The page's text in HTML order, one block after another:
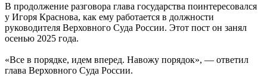
В продолжение разговора глава государства поинтересовался
у Игоря Краснова, как ему работается в должности
руководителя Верховного Суда России. Этот пост он занял
осенью 2025 года.
«Все в порядке, идем вперед. Навожу порядок», — ответил
глава Верховного Суда России.